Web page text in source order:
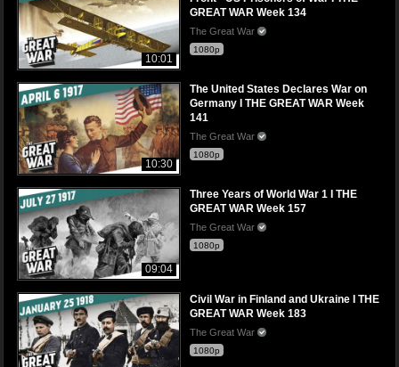
10:01
GREAT WAR Week 134
The Great War
1080p
10:30
The United States Declares War on
Germany I THE GREAT WAR Week
141
The Great War
1080p
09:04
Three Years of World War 1 I THE
GREAT WAR Week 157
The Great War
1080p
Civil War in Finland and Ukraine I THE
GREAT WAR Week 183
The Great War
1080p